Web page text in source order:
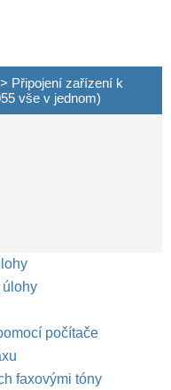
Připojení zařízení k
vše v jednom)
úlohy
počítače
faxovými tóny